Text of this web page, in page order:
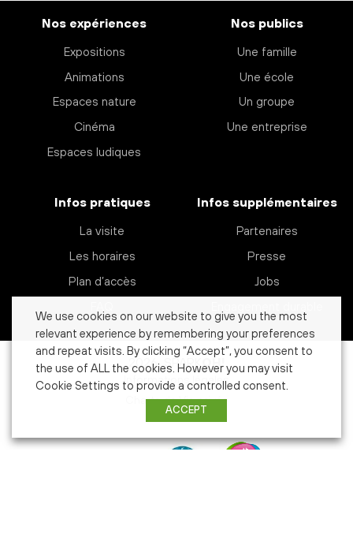
Nos expériences
Expositions
Animations
Espaces nature
Cinéma
Espaces ludiques
Nos publics
Une famille
Une école
Un groupe
Une entreprise
Infos pratiques
La visite
Les horaires
Plan d’accès
Infos supplémentaires
Partenaires
Presse
Jobs
2026 SPARKOH!
Informations légales
Charte de Vie privée
We use cookies on our website to give you the most
relevant experience by remembering your preferences
and repeat visits. By clicking “Accept”, you consent to
the use of ALL the cookies. However you may visit
Cookie Settings to provide a controlled consent.
ACCEPT